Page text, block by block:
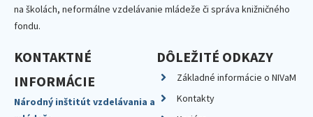
na školách, neformálne vzdelávanie mládeže či správa knižničného
fondu.
KONTAKTNÉ
INFORMÁCIE
Národný inštitút vzdelávania a
DÔLEŽITÉ ODKAZY
Základné informácie o NIVaM
Kontakty